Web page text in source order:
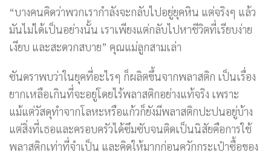
“บางคนคิดว่าพวกเรากำลังจะกลับไปอยู่ยุคหิน แต่จริงๆ แล้ว
มันไม่ได้เป็นอย่างนั้น เราเพียงแต่กลับไปหาชีวิตที่เรียบง่าย
เงียบ และสะดวกสบาย” คุณแม่ลูกสามเล่า
ซันดราพบว่าในยุคที่อะไรๆ ก็ผลิตขึ้นจากพลาสติก เป็นเรื่อง
ยากเหลือเกินที่จะอยู่โดยไร้พลาสติกอย่างแท้จริง เพราะ
แม้แต่วัสดุทำจากโลหะหรือแก้วก็ยังมีพลาสติกปะปนอยู่บ้าง
แต่สิ่งที่เธอและครอบครัวได้ซึมซับจนติดเป็นนิสัยคือการใช้
พลาสติกเท่าที่จำเป็น และคิดให้มากก่อนควักกระเป๋าซื้อของ